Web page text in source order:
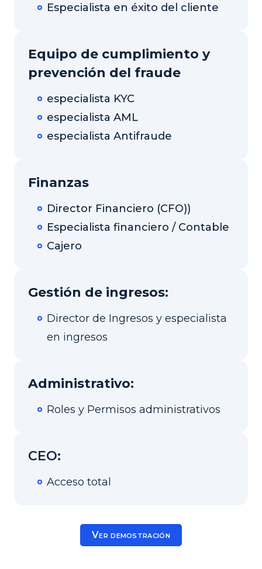
Especialista en éxito del cliente
Equipo de cumplimiento y
prevención del fraude
especialista KYC
especialista AML
especialista Antifraude
Finanzas
Director Financiero (CFO))
Especialista financiero / Contable
Cajero
Gestión de ingresos:
Director de Ingresos y especialista
en ingresos
Administrativo:
Roles y Permisos administrativos
CEO:
Acceso total
Ver demostración